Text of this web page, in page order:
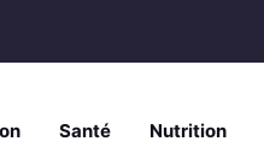
Santé Nutrition